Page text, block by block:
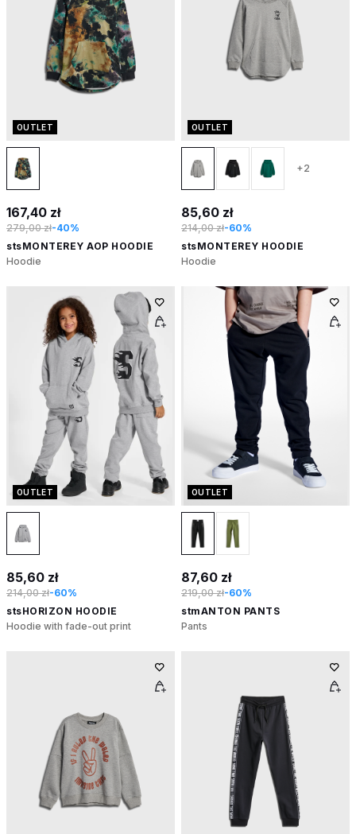
OUTLET
167,40 zł
279,00 zł-40%
stsMONTEREY AOP HOODIE
Hoodie
OUTLET
+2
85,60 zł
214,00 zł-60%
stsMONTEREY HOODIE
Hoodie
OUTLET
85,60 zł
214,00 zł-60%
stsHORIZON HOODIE
Hoodie with fade-out print
OUTLET
87,60 zł
219,00 zł-60%
stmANTON PANTS
Pants